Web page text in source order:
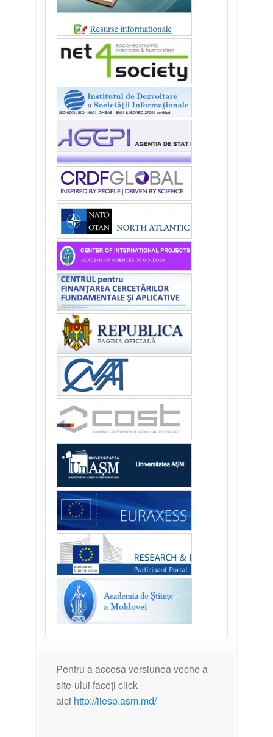
Pentru a accesa versiunea veche a
site-ului faceți click
aici http://iiesp.asm.md/